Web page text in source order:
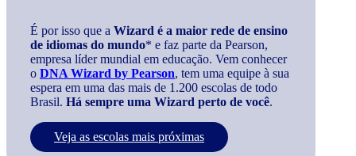
É por isso que a Wizard é a maior rede de ensino
de idiomas do mundo* e faz parte da Pearson,
empresa líder mundial em educação. Vem conhecer
o DNA Wizard by Pearson, tem uma equipe à sua
espera em uma das mais de 1.200 escolas de todo
Brasil. Há sempre uma Wizard perto de você.
Veja as escolas mais próximas